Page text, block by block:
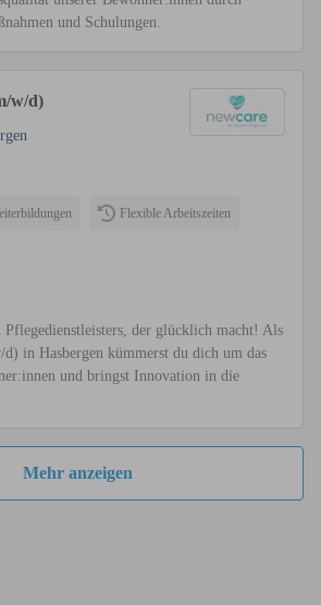
und Schulungen.
w/d)
Flexible Arbeitszeiten
Pflegedienstleisters, der glücklich macht! Als
in Hasbergen kümmerst du dich um das
und bringst Innovation in die
Mehr anzeigen